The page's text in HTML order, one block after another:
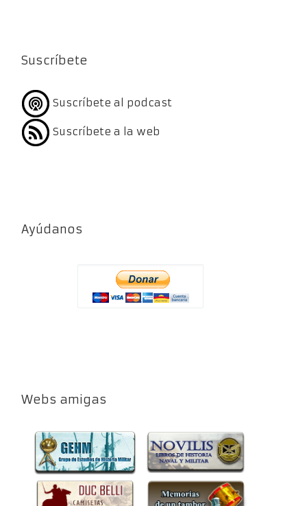
Suscríbete
Suscríbete al podcast
Suscríbete a la web
Ayúdanos
Webs amigas